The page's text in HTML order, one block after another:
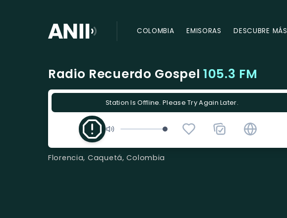
COLOMBIA EMISORAS DESCUBRE MÁS
Radio Recuerdo Gospel105.3 FM
Station Is Offline. Please Try Again Later.
Florencia, Caquetá, Colombia